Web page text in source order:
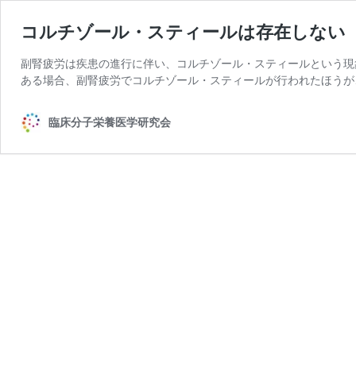
コルチゾール・スティールは存在しない
副腎疲労は疾患の進行に伴い、コルチゾール・スティールという
ある場合、副腎疲労でコルチゾール・スティールが行われたほう
臨床分子栄養医学研究会